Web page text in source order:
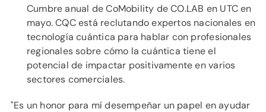
Cumbre anual de CoMobility de CO.LAB en UTC en
mayo. CQC está reclutando expertos nacionales en
tecnología cuántica para hablar con profesionales
regionales sobre cómo la cuántica tiene el
potencial de impactar positivamente en varios
sectores comerciales.
"Es un honor para mí desempeñar un papel en ayudar